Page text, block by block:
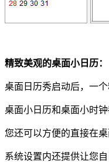
精致美观的桌面小日历：
桌面日历秀启动后，一
桌面小日历和桌面小时
您还可以方便的直接在
系统设置内还提供让您